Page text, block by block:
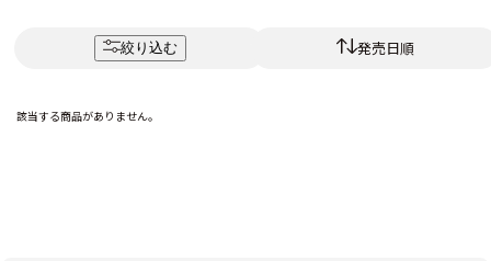
絞り込む 発売日順
該当する商品がありません。